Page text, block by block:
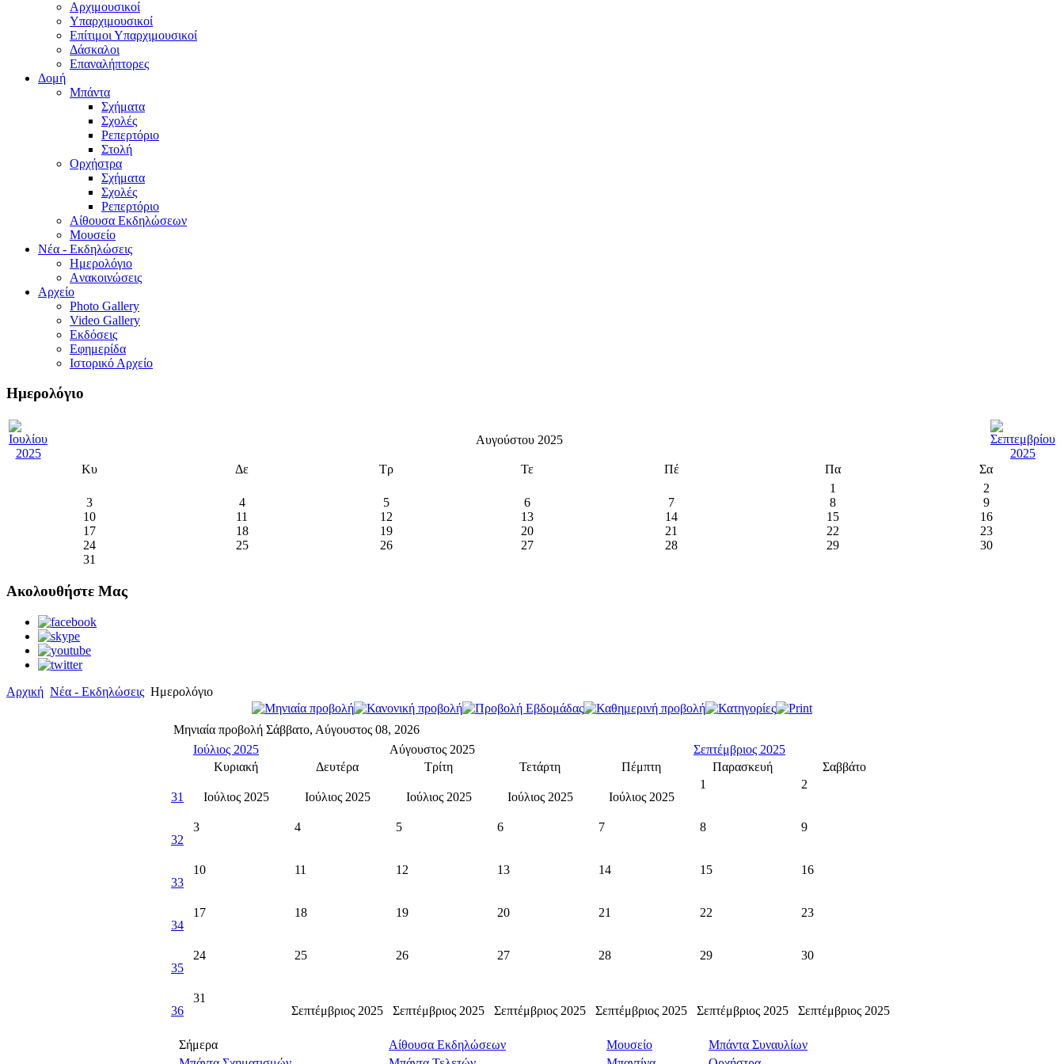
Aρχιμουσικοί
Υπαρχιμουσικοί
Επίτιμοι Υπαρχιμουσικοί
Δάσκαλοι
Επαναλήπτορες
Δομή
Μπάντα
Σχήματα
Σχολές
Ρεπερτόριο
Στολή
Ορχήστρα
Σχήματα
Σχολές
Ρεπερτόριο
Aίθουσα Εκδηλώσεων
Μουσείο
Νέα - Εκδηλώσεις
Ημερολόγιο
Aνακοινώσεις
Αρχείο
Photo Gallery
Video Gallery
Εκδόσεις
Εφημερίδα
Ιστορικό Αρχείο
Ημερολόγιο
Αυγούστου 2025
Κυ Δε Τρ Τε Πέ Πα
Σα
1
2
3
4 5 6 7 8
9
10
11 12 13 14 15
16
17
18 19 20 21 22
23
24
25 26 27 28 29
30
31
Ακολουθήστε Μας
Αρχική Νέα - Εκδηλώσεις Ημερολόγιο
Μηνιαία προβολή Σάββατο, Αύγουστος 08, 2026
Ιούλιος 2025
Αύγουστος 2025
Σεπτέμβριος 2025
Κυριακή
Δευτέρα Τρίτη Τετάρτη Πέμπτη Παρασκευή Σαββάτο
31 Ιούλιος 2025 Ιούλιος 2025 Ιούλιος 2025 Ιούλιος 2025 Ιούλιος 2025
1 2
32
3 4 5 6 7 8 9
33
10 11 12 13 14 15 16
34
17 18 19 20 21 22 23
35
24 25 26 27 28 29 30
36
31
Σεπτέμβριος 2025
Σεπτέμβριος 2025 Σεπτέμβριος 2025 Σεπτέμβριος 2025 Σεπτέμβριος 2025 Σεπτέμβριος 2025
Σήμερα Αίθουσα Εκδηλώσεων Μουσείο
Μπάντα Συναυλίων